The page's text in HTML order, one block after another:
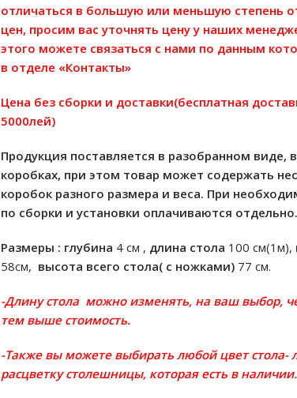
отличаться в большую или меньшую степень
цен, просим вас уточнять цену у наших
этого можете связаться с нами по данным
в отделе «Контакты»
Цена без сборки и доставки(бесплатная
5000лей)
Продукция поставляется в разобранном виде,
коробках, при этом товар может содержать
коробок разного размера и веса. При
по сборки и установки оплачиваются отдельно.
Размеры : глубина 4 см , длина стола 100 см(1м),
58см, высота всего стола( с ножками) 77 см.
-Длину стола можно изменять, на ваш выбор,
тем выше стоимость.
-Также вы можете выбирать любой цвет стола-
расцветку столешницы, которая есть в наличии.